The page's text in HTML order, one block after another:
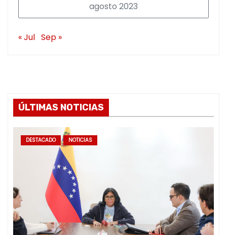
agosto 2023
« Jul Sep »
ÚLTIMAS NOTICIAS
DESTACADO NOTICIAS